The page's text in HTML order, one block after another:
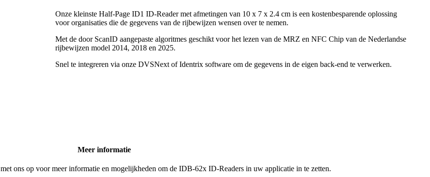
Onze kleinste Half-Page ID1 ID-Reader met afmetingen van 10 x 7 x 2.4 cm is een kostenbesparende oplossing
voor organisaties die de gegevens van de rijbewijzen wensen over te nemen.
Met de door ScanID aangepaste algoritmes geschikt voor het lezen van de MRZ en NFC Chip van de Nederlandse
rijbewijzen model 2014, 2018 en 2025.
Snel te integreren via onze DVSNext of Identrix software om de gegevens in de eigen back-end te verwerken.
Meer informatie
met ons op voor meer informatie en mogelijkheden om de IDB-62x ID-Readers in uw applicatie in te zetten.